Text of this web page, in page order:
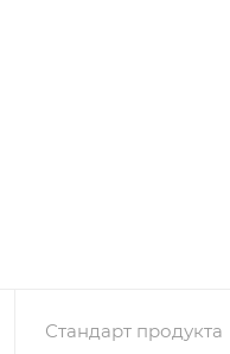
Стандарт продукта